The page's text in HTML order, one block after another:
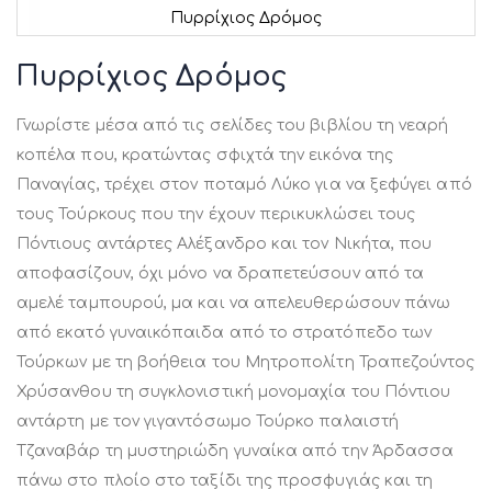
Πυρρίχιος Δρόμος
στην
αρχή
συλλογής
εικόνων
Πυρρίχιος Δρόμος
Γνωρίστε μέσα από τις σελίδες του βιβλίου τη νεαρή
κοπέλα που, κρατώντας σφιχτά την εικόνα της
Παναγίας, τρέχει στον ποταμό Λύκο για να ξεφύγει από
τους Τούρκους που την έχουν περικυκλώσει τους
Πόντιους αντάρτες Αλέξανδρο και τον Νικήτα, που
αποφασίζουν, όχι μόνο να δραπετεύσουν από τα
αμελέ ταμπουρού, μα και να απελευθερώσουν πάνω
από εκατό γυναικόπαιδα από το στρατόπεδο των
Τούρκων με τη βοήθεια του Μητροπολίτη Τραπεζούντος
Χρύσανθου τη συγκλονιστική μονομαχία του Πόντιου
αντάρτη με τον γιγαντόσωμο Τούρκο παλαιστή
Τζαναβάρ τη μυστηριώδη γυναίκα από την Άρδασσα
πάνω στο πλοίο στο ταξίδι της προσφυγιάς και τη